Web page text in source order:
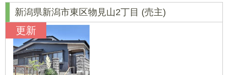
新潟県新潟市東区物見山2丁目 (売主)
更新